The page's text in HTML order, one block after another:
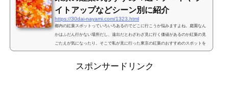
イトアップなどシーン別に紹介
https://30dai-nayami.com/1323.html
都内の紅葉スポットっていろいろあるのでどこに行こうか悩みますよね。庭園なん
かはふだん行かない場所だし、遠出だとわざわざ見に行く価値があるのか紅葉の見
ごたえが気になったり。そこで私が見に行った東京の紅葉のおすすめのスポットを
デートやライトアップ、ハイキングなどどんな風に紅葉を楽しみたいのかシーン別
東京の紅葉スポットの中で断トツで人気なのが神宮外苑の銀杏並木。確かに、神宮
スポンサードリンク